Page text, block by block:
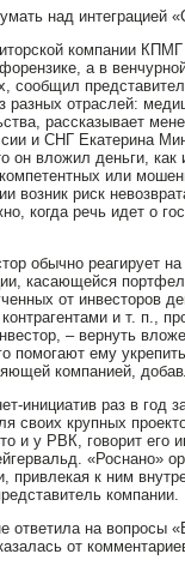
над интеграцией
компании
а в
сообщил
разных отраслей:
рассказывает
и СНГ Екатерина
он вложил деньги,
или
возник риск
когда речь идет о
обычно реагирует
касающейся
от инвесторов
и т. п.,
– вернуть
помогают ему
компанией,
инициатив раз в год
своих крупных
и у РВК, говорит его
«Роснано»
привлекая к ним
компании.
ответила на вопросы
от